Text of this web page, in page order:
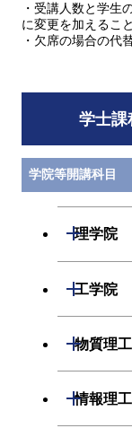
・受講人数と学生
に変更を加えるこ
・欠席の場合の代
学士課
学院等開講科目
理学院
開閉
工学院
開閉
物質理
開閉
情報理
開閉